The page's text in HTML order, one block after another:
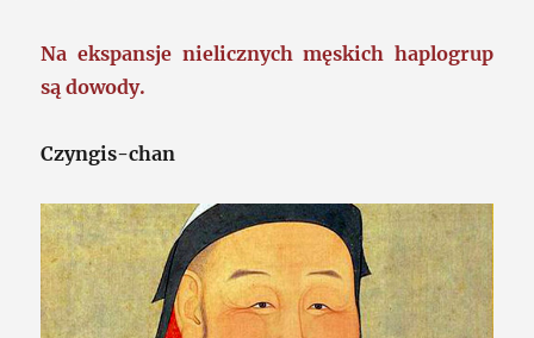
Na ekspansje nielicznych męskich haplogrup
są dowody.
Czyngis-chan